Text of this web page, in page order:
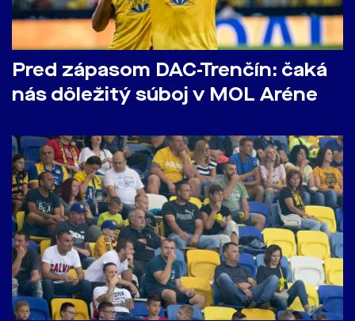
Pred zápasom DAC-Trenčín: čaká
nás dôležitý súboj v MOL Aréne